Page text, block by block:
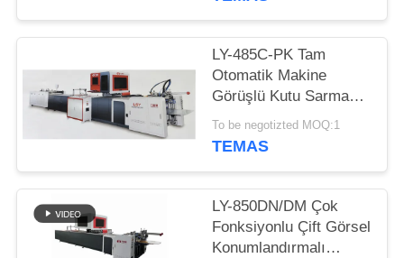
LY-485C-PK Tam
Otomatik Makine
Görüşlü Kutu Sarma
Sistemi Dakikada 30
Adet
To be negotizted MOQ:1
TEMAS
LY-850DN/DM Çok
Fonksiyonlu Çift Görsel
Konumlandırmalı